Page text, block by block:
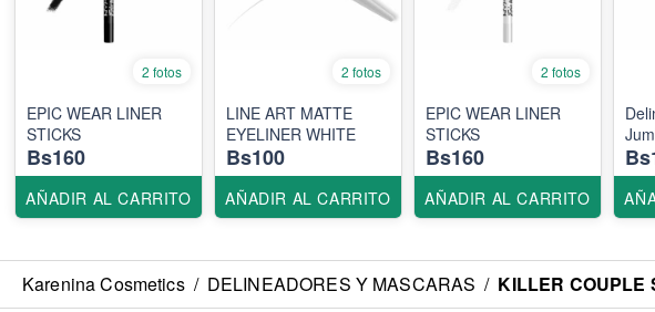
2 fotos
EPIC WEAR LINER
STICKS
Bs160
AÑADIR AL CARRITO
2 fotos
LINE ART MATTE
EYELINER WHITE
Bs100
AÑADIR AL CARRITO
2 fotos
EPIC WEAR LINER
STICKS
Bs160
AÑADIR AL CARRITO
Karenina Cosmetics / DELINEADORES Y MASCARAS / KILLER COUPLE